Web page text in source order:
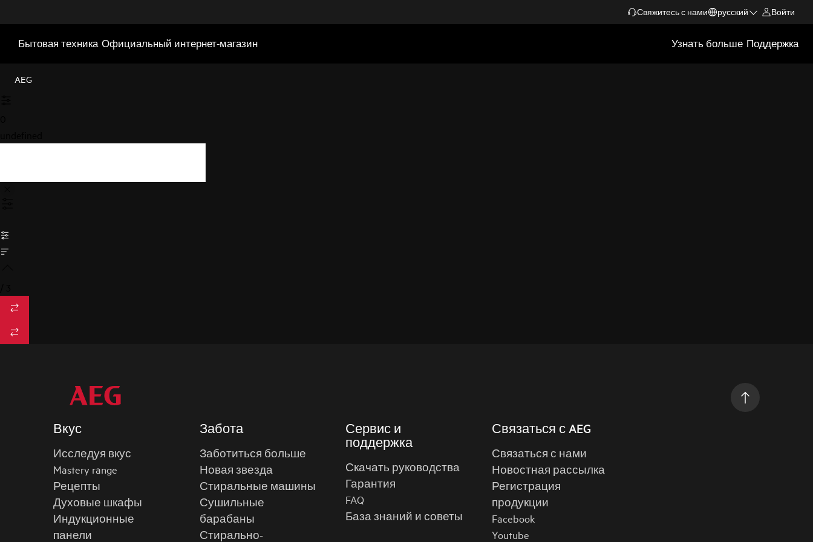
Свяжитесь с нами русский Войти
Бытовая техника Официальный интернет-магазин Узнать больше Поддержка
AEG
Вкус
Исследуя вкус
Mastery range
Рецепты
Духовые шкафы
Индукционные
панели
Забота
Заботиться больше
Новая звезда
Стиральные машины
Сушильные
барабаны
Стирально-
Сервис и
поддержка
Скачать руководства
Гарантия
FAQ
База знаний и советы
Связаться с AEG
Связаться с нами
Новостная рассылка
Регистрация
продукции
Facebook
Youtube